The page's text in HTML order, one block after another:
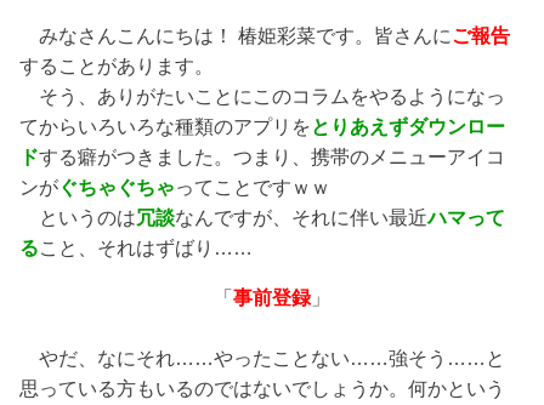
みなさんこんにちは！ 椿姫彩菜です。皆さんにご報告
することがあります。
そう、ありがたいことにこのコラムをやるようになっ
てからいろいろな種類のアプリをとりあえずダウンロー
ドする癖がつきました。つまり、携帯のメニューアイコ
ンがぐちゃぐちゃってことですｗｗ
というのは冗談なんですが、それに伴い最近ハマって
ること、それはずばり……
「 事前登録」
やだ、なにそれ……やったことない……強そう……と
思っている方もいるのではないでしょうか。何かという